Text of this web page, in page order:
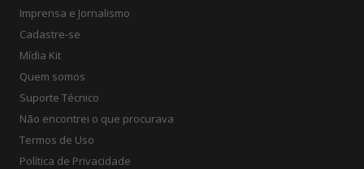
Imprensa e Jornalismo
Cadastre-se
Mídia Kit
Quem somos
Suporte Técnico
Não encontrei o que procurava
Termos de Uso
Política de Privacidade